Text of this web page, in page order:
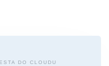
DO CLOUDU